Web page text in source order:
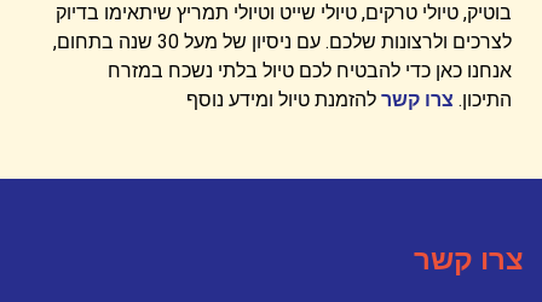
בוטיק, טיולי טרקים, טיולי שייט וטיולי תמריץ שיתאימו בדיוק
לצרכים ולרצונות שלכם. עם ניסיון של מעל 30 שנה בתחום,
אנחנו כאן כדי להבטיח לכם טיול בלתי נשכח במזרח
התיכון. צרו קשר להזמנת טיול ומידע נוסף
צרו קשר